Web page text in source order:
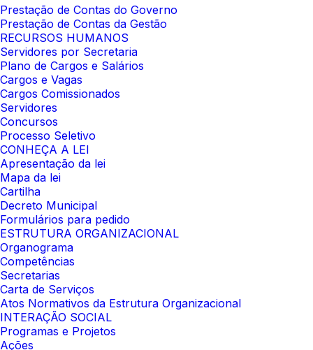
Prestação de Contas do Governo
Prestação de Contas da Gestão
RECURSOS HUMANOS
Servidores por Secretaria
Plano de Cargos e Salários
Cargos e Vagas
Cargos Comissionados
Servidores
Concursos
Processo Seletivo
CONHEÇA A LEI
Apresentação da lei
Mapa da lei
Cartilha
Decreto Municipal
Formulários para pedido
ESTRUTURA ORGANIZACIONAL
Organograma
Competências
Secretarias
Carta de Serviços
Atos Normativos da Estrutura Organizacional
INTERAÇÃO SOCIAL
Programas e Projetos
Ações